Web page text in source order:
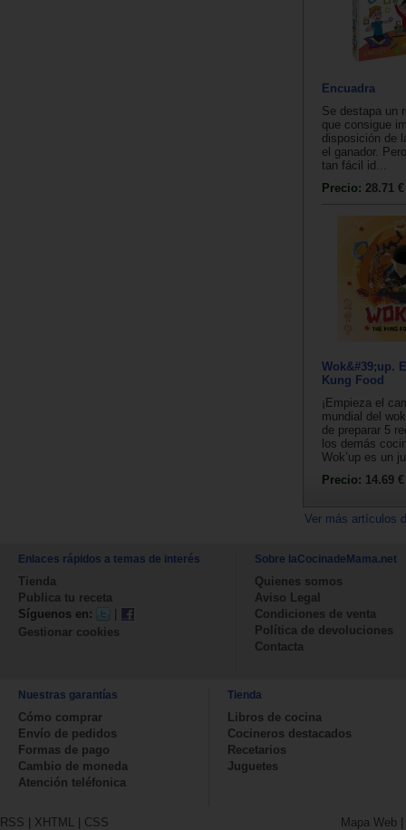
Encuadra
Se destapa un
que consigue
disposición de
el ganador.
tan fácil id...
Precio: 28.71 €
Wok&#39;up.
Kung Food
¡Empieza el
mundial del
de preparar 5
los demás
Wok’up es un
Precio: 14.69 €
Ver más artículos
Enlaces rápidos a temas de interés
Tienda
Publica tu receta
Síguenos en:
|
Gestionar cookies
Sobre laCocinadeMama.net
Quienes somos
Aviso Legal
Condiciones de venta
Política de devoluciones
Contacta
Nuestras garantías
Cómo comprar
Envío de pedidos
Formas de pago
Cambio de moneda
Atención teléfonica
Tienda
Libros de cocina
Cocineros destacados
Recetarios
Juguetes
RSS | XHTML | CSS Mapa Web |